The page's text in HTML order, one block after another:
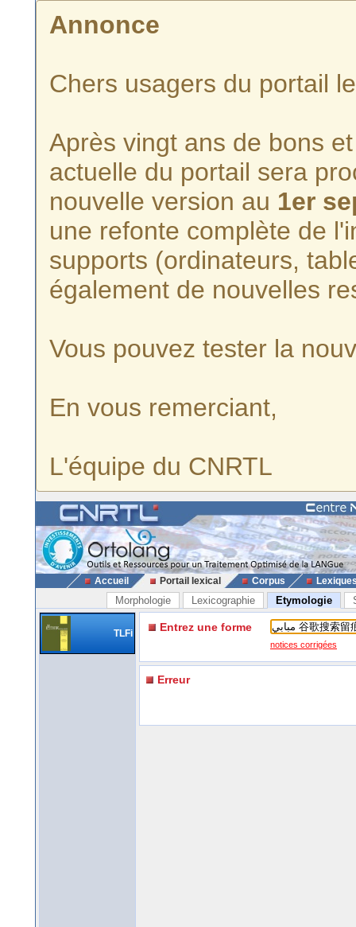
Annonce
Chers usagers du portail
Après vingt ans de bons
actuelle du portail sera
nouvelle version au 1er
une refonte complète de
supports (ordinateurs,
également de nouvelles
Vous pouvez tester la
En vous remerciant,
L'équipe du CNRTL
Accueil Portail lexical Corpus
Morphologie Lexicographie Etymologie
TLFi Entrez une forme
notices corrigées
Erreur